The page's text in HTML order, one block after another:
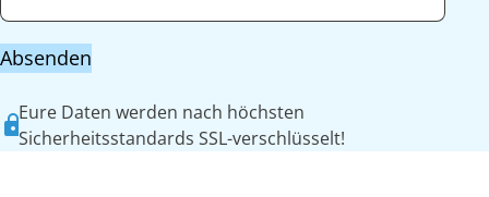
Absenden
Eure Daten werden nach höchsten
Sicherheitsstandards SSL-verschlüsselt!